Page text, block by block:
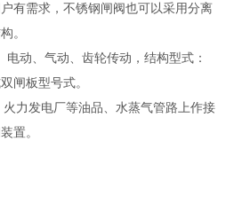
有需求，不锈钢闸阀也可以采用分离
。
电动、气动、齿轮传动，结构型式：
闸板型号式。
力发电厂等油品、水蒸气管路上作接
置。